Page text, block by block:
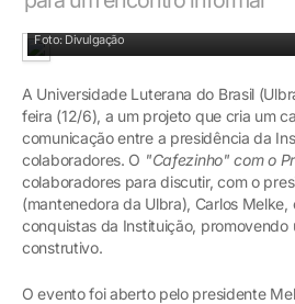
Foto: Divulgação
A Universidade Luterana do Brasil
feira (12/6), a um projeto que cria um
comunicação entre a presidência da
colaboradores. O "Cafezinho" com o
colaboradores para discutir, com o
(mantenedora da Ulbra), Carlos Melke,
conquistas da Instituição, promovendo
construtivo.
O evento foi aberto pelo presidente